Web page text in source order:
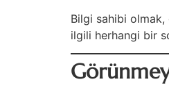
Bilgi sahibi olmak,
ilgili herhangi bir